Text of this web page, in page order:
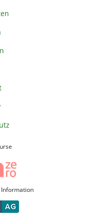
Information